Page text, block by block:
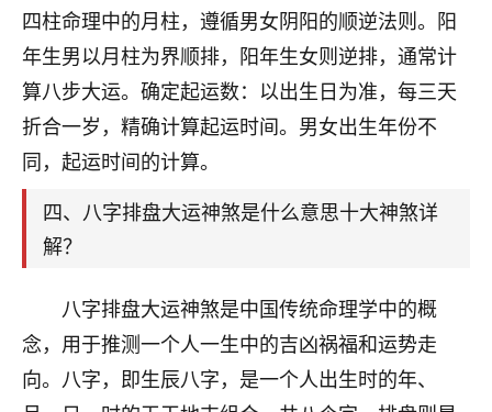
四柱命理中的月柱，遵循男女阴阳的顺逆法则。阳
年生男以月柱为界顺排，阳年生女则逆排，通常计
算八步大运。确定起运数：以出生日为准，每三天
折合一岁，精确计算起运时间。男女出生年份不
同，起运时间的计算。
四、八字排盘大运神煞是什么意思十大神煞详
解？
八字排盘大运神煞是中国传统命理学中的概
念，用于推测一个人一生中的吉凶祸福和运势走
向。八字，即生辰八字，是一个人出生时的年、
梦醒时分
我女儿高二叛逆，大半年不上学，一说她就要死要活
的，把我们两口子愁的不行，朋友给我推荐的慧来老
师，一开始我是病急乱投医，这半年来，法事一个个
做完，我女儿跟变了个人一样，不期望她能考多好的
大学，只要能安安稳稳的把书读了，身体心理都健健
付深
我是公司人事调整，有升迁机会，但同时竞争的我们
三个，找老师的时候是抱着侥幸心理，没想到老师看